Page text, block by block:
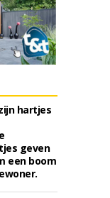
hartjes
geven
een boom